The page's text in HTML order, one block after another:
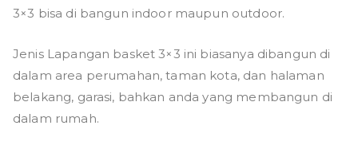
3×3 bisa di bangun indoor maupun outdoor.
Jenis Lapangan basket 3×3 ini biasanya dibangun di
dalam area perumahan, taman kota, dan halaman
belakang, garasi, bahkan anda yang membangun di
dalam rumah.